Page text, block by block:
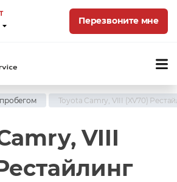
Перезвоните мне
Toyota Camry, VIII (XV70)
VIII